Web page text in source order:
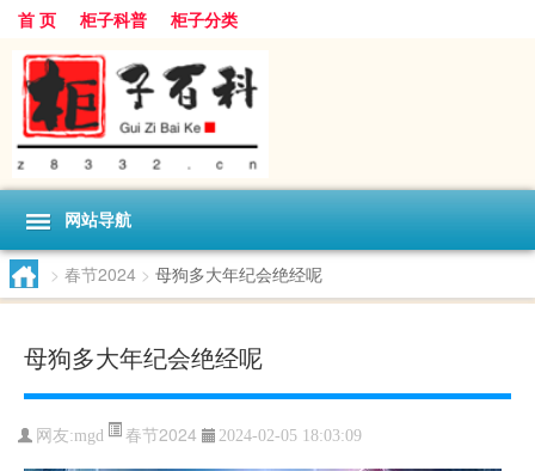
首 页 柜子科普 柜子分类
网站导航
> 春节2024 > 母狗多大年纪会绝经呢
母狗多大年纪会绝经呢
网友:mgd 春节2024 2024-02-05 18:03:09